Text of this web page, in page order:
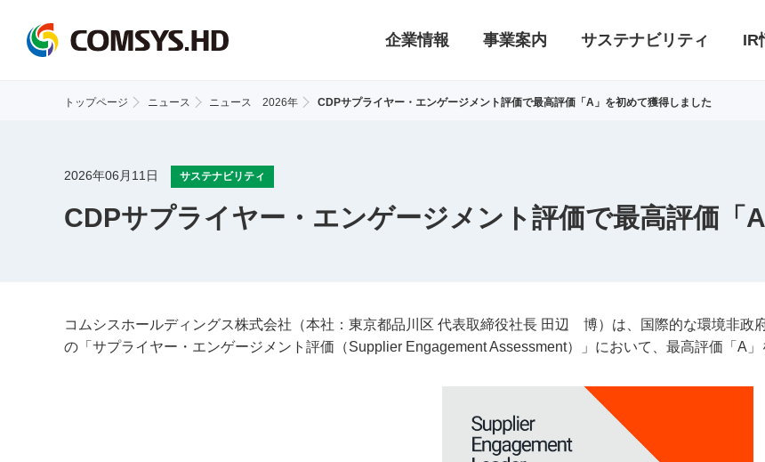
企業情報 事業案内 サステナビリティ IR
トップページ ニュース ニュース 2026年 CDPサプライヤー・エンゲージメント評価で最高評価「A」を初めて獲得しました
2026年06月11日 サステナビリティ
CDPサプライヤー・エンゲージメント評価で最高評価「
コムシスホールディングス株式会社（本社：東京都品川区 代表取締役社長 田辺 博）は、国際的な環境非政
の「サプライヤー・エンゲージメント評価（Supplier Engagement Assessment）」において、最高評価「 A